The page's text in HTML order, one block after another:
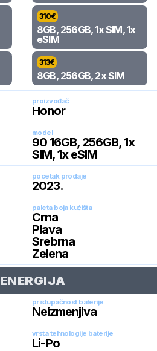
310€
8GB, 256GB, 1x SIM, 1x
eSIM
313€
8GB, 256GB, 2x SIM
proizvođač
Honor
model
90 16GB, 256GB, 1x
SIM, 1x eSIM
pocetak prodaje
2023.
paleta boja kućišta
Crna
Plava
Srebrna
Zelena
ENERGIJA
pristupačnost baterije
Neizmenjiva
vrsta tehnologije baterije
Li-Po